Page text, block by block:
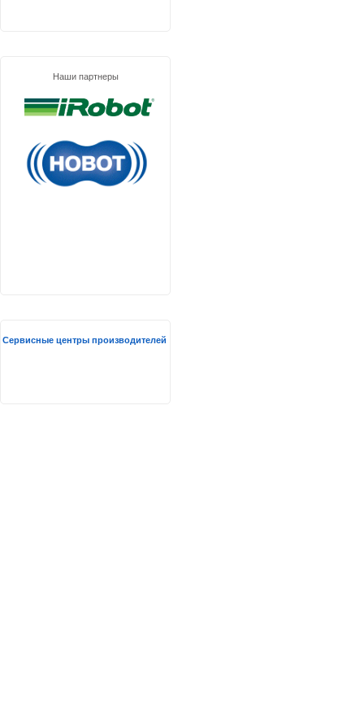
Наши партнеры
Сервисные центры производителей